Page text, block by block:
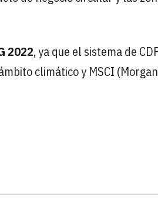
2022, ya que el sistema de
climático y MSCI (Morgan